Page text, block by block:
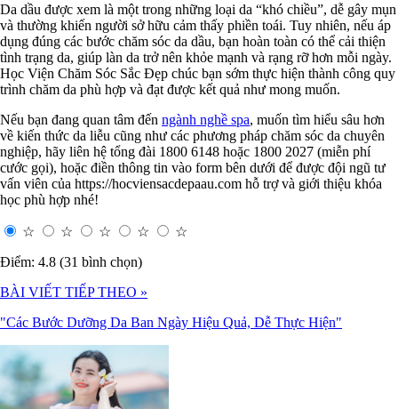
Da dầu được xem là một trong những loại da “khó chiều”, dễ gây mụn
và thường khiến người sở hữu cảm thấy phiền toái. Tuy nhiên, nếu áp
dụng đúng các bước chăm sóc da dầu, bạn hoàn toàn có thể cải thiện
tình trạng da, giúp làn da trở nên khỏe mạnh và rạng rỡ hơn mỗi ngày.
Học Viện Chăm Sóc Sắc Đẹp chúc bạn sớm thực hiện thành công quy
trình chăm da phù hợp và đạt được kết quả như mong muốn.
Nếu bạn đang quan tâm đến ngành nghề spa, muốn tìm hiểu sâu hơn
về kiến thức da liễu cũng như các phương pháp chăm sóc da chuyên
nghiệp, hãy liên hệ tổng đài 1800 6148 hoặc 1800 2027 (miễn phí
cước gọi), hoặc điền thông tin vào form bên dưới để được đội ngũ tư
vấn viên của https://hocviensacdepaau.com hỗ trợ và giới thiệu khóa
học phù hợp nhé!
☆ ☆ ☆ ☆
☆
Điểm: 4.8 (31 bình chọn)
BÀI VIẾT TIẾP THEO »
"Các Bước Dưỡng Da Ban Ngày Hiệu Quả, Dễ Thực Hiện"